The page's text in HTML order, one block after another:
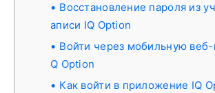
Восстановление пароля из
аписи IQ Option
Войти через мобильную
Q Option
Как войти в приложение IQ